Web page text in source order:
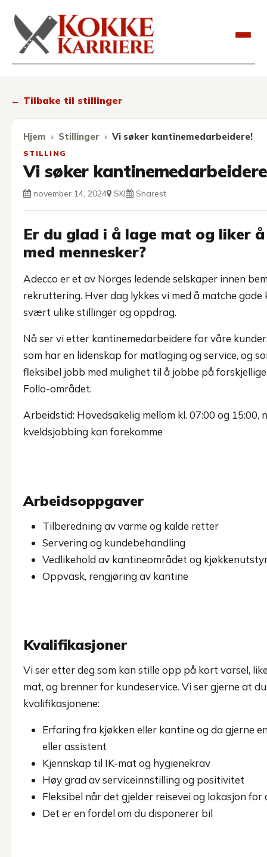
Kokkekarriere
← Tilbake til stillinger
Hjem Stillinger Vi søker kantinemedarbeidere!
STILLING
Vi søker
november 14, 2024 SKI Snarest
Er du glad i å lage mat og liker
med mennesker?
Adecco er et av Norges ledende selskaper innen
rekruttering. Hver dag lykkes vi med å matche gode
svært ulike stillinger og oppdrag.
Nå ser vi etter kantinemedarbeidere for våre
som har en lidenskap for matlaging og service, og
fleksibel jobb med mulighet til å jobbe på
Follo-området.
Arbeidstid: Hovedsakelig mellom kl. 07:00 og 15:00,
kveldsjobbing kan forekomme
Arbeidsoppgaver
Tilberedning av varme og kalde retter
Servering og kundebehandling
Vedlikehold av kantineområdet og
Oppvask, rengjøring av kantine
Kvalifikasjoner
Vi ser etter deg som kan stille opp på kort varsel,
mat, og brenner for kundeservice. Vi ser gjerne at
kvalifikasjonene:
Erfaring fra kjøkken eller kantine og da gjerne
eller assistent
Kjennskap til IK-mat og hygienekrav
Høy grad av serviceinnstilling og positivitet
Fleksibel når det gjelder reisevei og lokasjon
Det er en fordel om du disponerer bil